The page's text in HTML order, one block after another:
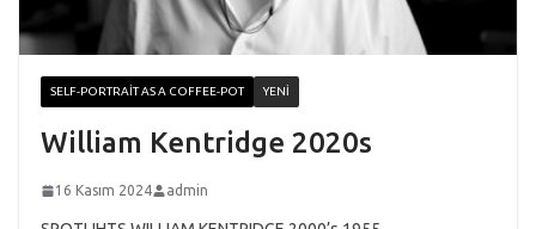
SELF-PORTRAIT AS A COFFEE-POT YENI
William Kentridge 2020s
16 Kasım 2024 admin